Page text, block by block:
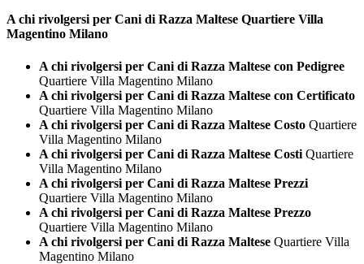
A chi rivolgersi per Cani di Razza Maltese Quartiere Villa
Magentino Milano
A chi rivolgersi per Cani di Razza Maltese con Pedigree
Quartiere Villa Magentino Milano
A chi rivolgersi per Cani di Razza Maltese con Certificato
Quartiere Villa Magentino Milano
A chi rivolgersi per Cani di Razza Maltese Costo Quartiere
Villa Magentino Milano
A chi rivolgersi per Cani di Razza Maltese Costi Quartiere
Villa Magentino Milano
A chi rivolgersi per Cani di Razza Maltese Prezzi
Quartiere Villa Magentino Milano
A chi rivolgersi per Cani di Razza Maltese Prezzo
Quartiere Villa Magentino Milano
A chi rivolgersi per Cani di Razza Maltese Quartiere Villa
Magentino Milano